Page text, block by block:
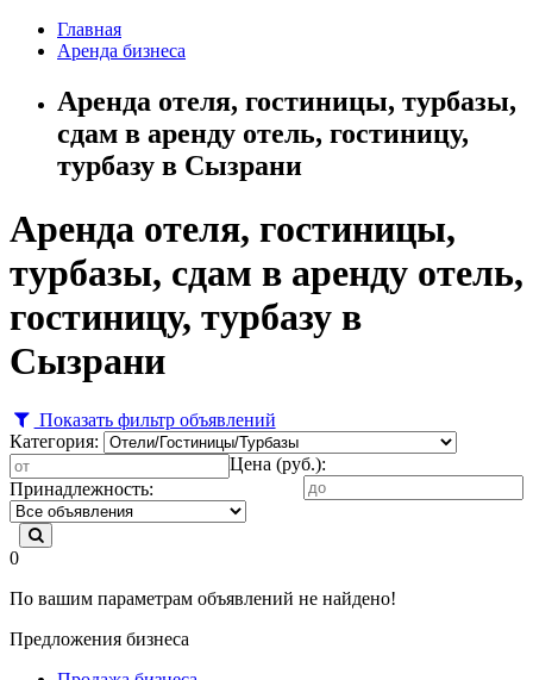
Главная
Аренда бизнеса
Аренда отеля, гостиницы, турбазы,
сдам в аренду отель, гостиницу,
турбазу в Сызрани
Аренда отеля, гостиницы,
турбазы, сдам в аренду отель,
гостиницу, турбазу в
Сызрани
Показать фильтр объявлений
Категория:
Цена (руб.):
Принадлежность:
0
По вашим параметрам объявлений не найдено!
Предложения бизнеса